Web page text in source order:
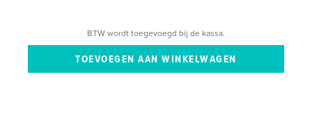
BTW wordt toegevoegd bij de kassa.